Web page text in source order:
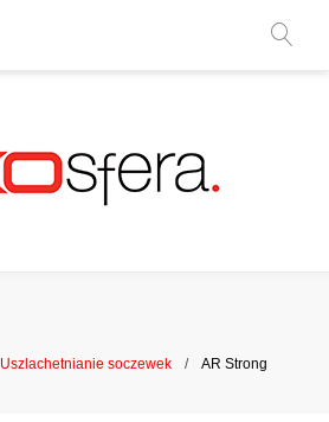
Uszlachetnianie soczewek / AR Strong